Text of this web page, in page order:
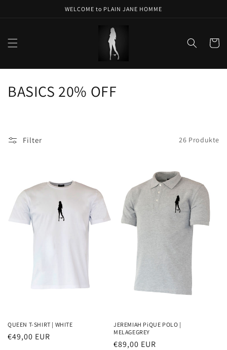
WELCOME to PLAIN JANE HOMME
K
e
r
BASICS 20% OFF
Filter 26 Produkte
QUEEN T-SHIRT | WHITE
Normaler
€49,00 EUR
JEREMIAH PiQUE POLO |
MELAGEGREY
Normaler
€89,00 EUR